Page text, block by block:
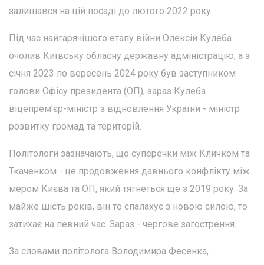
залишався на цій посаді до лютого 2022 року.
Під час найгарячішого етапу війни Олексій Кулеба
очолив Київську обласну державну адміністрацію, а з
січня 2023 по вересень 2024 року був заступником
голови Офісу президента (ОП), зараз Кулеба
віцепрем'єр-міністр з відновлення України - міністр
розвитку громад та територій.
Політологи зазначають, що суперечки між Кличком та
Ткаченком - це продовження давнього конфлікту між
мером Києва та ОП, який тягнеться ще з 2019 року. За
майже шість років, він то спалахує з новою силою, то
затихає на певний час. Зараз - чергове загострення.
За словами політолога Володимира Фесенка,